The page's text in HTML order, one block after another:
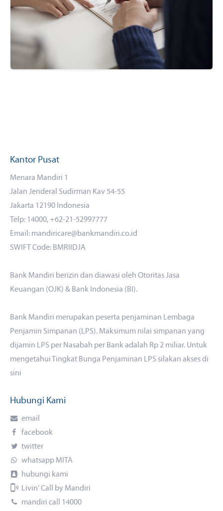
Kantor Pusat
Menara Mandiri 1
Jalan Jenderal Sudirman Kav 54-55
Jakarta 12190 Indonesia
Telp: 14000, +62-21-52997777
Email: mandiricare@bankmandiri.co.id
SWIFT Code: BMRIIDJA
Bank Mandiri berizin dan diawasi oleh Otoritas Jasa
Keuangan (OJK) & Bank Indonesia (BI).
Bank Mandiri merupakan peserta penjaminan Lembaga
Penjamin Simpanan (LPS). Maksimum nilai simpanan yang
dijamin LPS per Nasabah per Bank adalah Rp 2 miliar. Untuk
mengetahui Tingkat Bunga Penjaminan LPS silakan aksesdi
sini
Hubungi Kami
email
facebook
twitter
whatsapp MITA
hubungi kami
Livin' Call by Mandiri
mandiri call 14000